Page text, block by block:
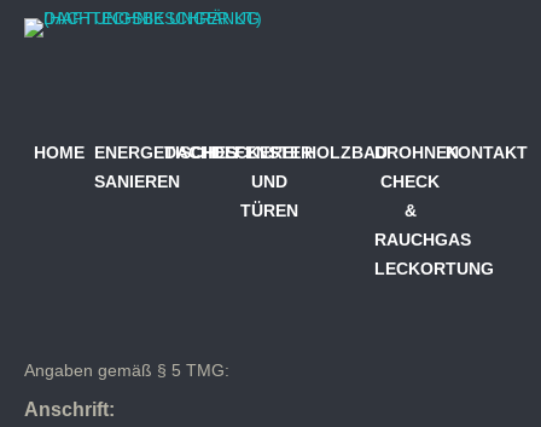
HOME ENERGETISCHES
SANIEREN
DACHDECKEREI
FENSTER
UND
TÜREN
HOLZBAUDROHNEN
CHECK
&
RAUCHGAS
LECKORTUNG
KONTAKT
Angaben gemäß § 5 TMG:
Anschrift: